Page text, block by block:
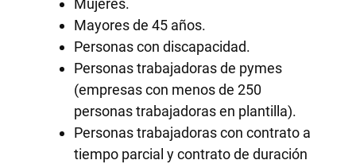
Mujeres.
Mayores de 45 años.
Personas con discapacidad.
Personas trabajadoras de pymes
(empresas con menos de 250
personas trabajadoras en plantilla).
Personas trabajadoras con contrato a
tiempo parcial y contrato de duración